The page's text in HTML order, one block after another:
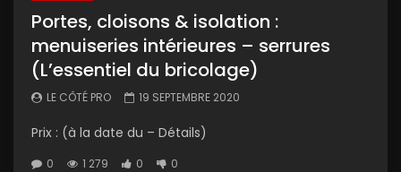
Portes, cloisons & isolation :
menuiseries intérieures – serrures
(L’essentiel du bricolage)
LE CÔTÉ PRO 19 SEPTEMBRE 2020
Prix : (à la date du – Détails)
0 1 279 0 0